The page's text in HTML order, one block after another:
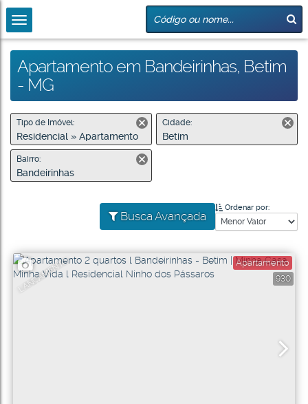
Apartamento em Bandeirinhas, Betim
- MG
Tipo de Imóvel:
Residencial » Apartamento
Cidade:
Betim
Bairro:
Bandeirinhas
Busca Avançada
Ordenar por:
LANÇAMENTO 930
Apartamento